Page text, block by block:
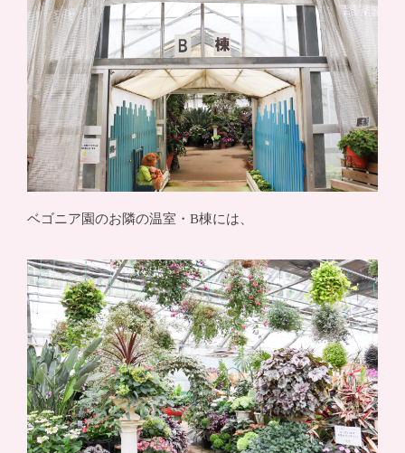
ベゴニア園のお隣の温室・B棟には、